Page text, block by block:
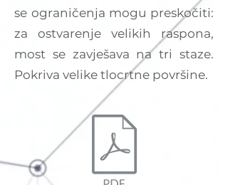
se ograničenja mogu preskočiti:
za ostvarenje velikih raspona,
most se zavješava na tri staze.
Pokriva velike tlocrtne površine.